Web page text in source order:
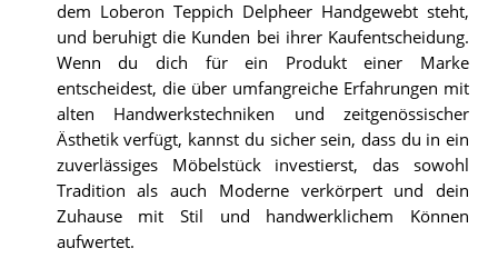
dem Loberon Teppich Delpheer Handgewebt steht,
und beruhigt die Kunden bei ihrer Kaufentscheidung.
Wenn du dich für ein Produkt einer Marke
entscheidest, die über umfangreiche Erfahrungen mit
alten Handwerkstechniken und zeitgenössischer
Ästhetik verfügt, kannst du sicher sein, dass du in ein
zuverlässiges Möbelstück investierst, das sowohl
Tradition als auch Moderne verkörpert und dein
Zuhause mit Stil und handwerklichem Können
aufwertet.